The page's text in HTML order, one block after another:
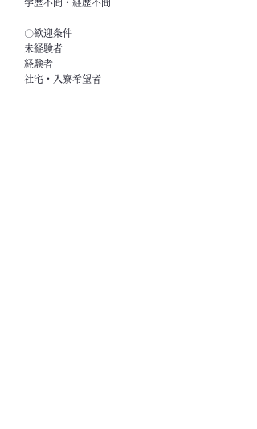
学歴不問・経歴不問
〇歓迎条件
未経験者
経験者
社宅・入寮希望者